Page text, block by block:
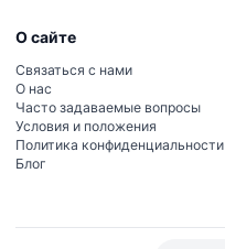
О сайте
Связаться с нами
О нас
Часто задаваемые вопросы
Условия и положения
Политика конфиденциальности
Блог